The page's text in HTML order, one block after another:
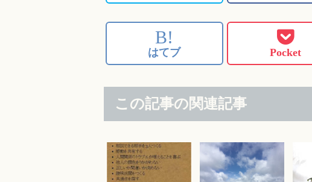
B!
はてブ Pocket
この記事の関連記事